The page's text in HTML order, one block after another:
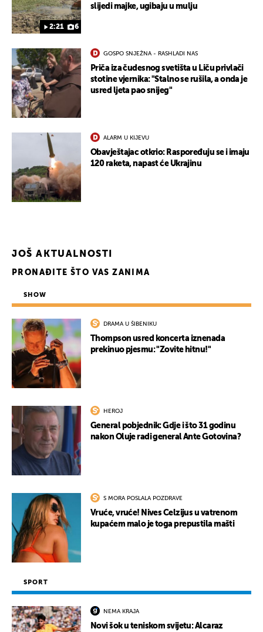
2:21 6
slijedi majke, ugibaju u mulju
GOSPO SNJEŽNA - RASHLADI NAS
Priča iza čudesnog svetišta u Liču privlači
stotine vjernika: "Stalno se rušila, a onda je
usred ljeta pao snijeg"
ALARM U KIJEVU
Obavještajac otkrio: Raspoređuju se i imaju
120 raketa, napast će Ukrajinu
JOŠ AKTUALNOSTI
PRONAĐITE ŠTO VAS ZANIMA
SHOW
DRAMA U ŠIBENIKU
Thompson usred koncerta iznenada
prekinuo pjesmu: "Zovite hitnu!"
HEROJ
General pobjednik: Gdje i što 31 godinu
nakon Oluje radi general Ante Gotovina?
S MORA POSLALA POZDRAVE
Vruće, vruće! Nives Celzijus u vatrenom
kupaćem malo je toga prepustila mašti
SPORT
NEMA KRAJA
Novi šok u teniskom svijetu: Alcaraz